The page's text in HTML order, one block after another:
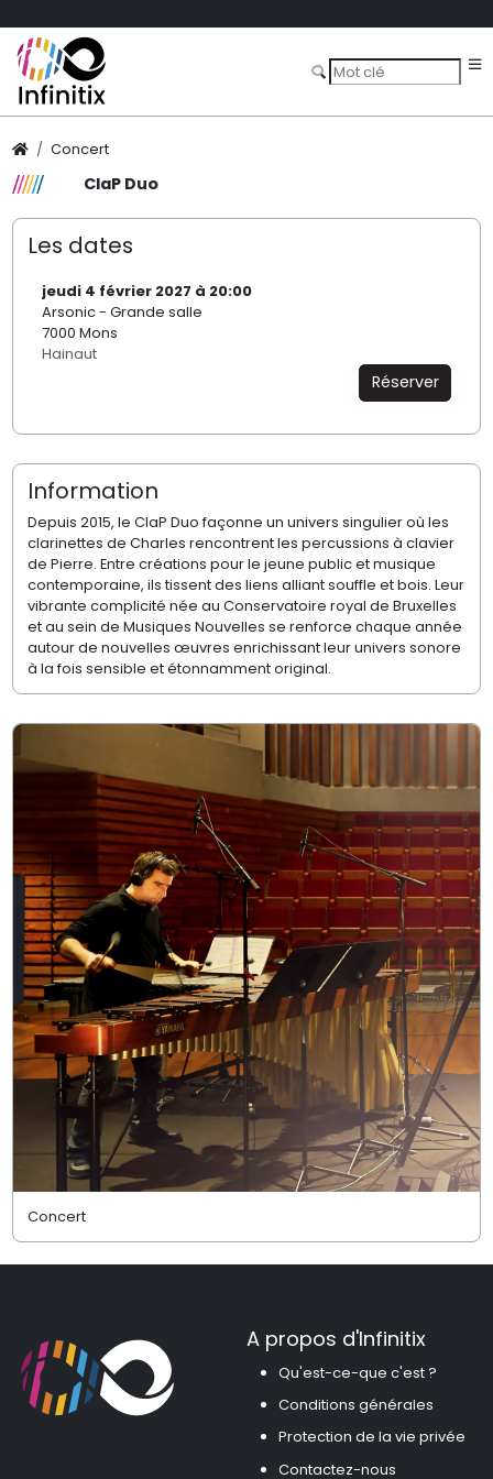
Concert
ClaP Duo
Les dates
jeudi 4 février 2027 à 20:00
Arsonic - Grande salle
7000 Mons
Hainaut
Réserver
Information
Depuis 2015, le ClaP Duo façonne un univers singulier où les
clarinettes de Charles rencontrent les percussions à clavier
de Pierre. Entre créations pour le jeune public et musique
contemporaine, ils tissent des liens alliant souffle et bois. Leur
vibrante complicité née au Conservatoire royal de Bruxelles
et au sein de Musiques Nouvelles se renforce chaque année
autour de nouvelles œuvres enrichissant leur univers sonore
à la fois sensible et étonnamment original.
Concert
A propos d'Infinitix
Qu'est-ce-que c'est ?
Conditions générales
Protection de la vie privée
Contactez-nous